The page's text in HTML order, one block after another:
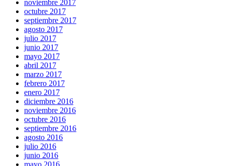
noviembre 2017
octubre 2017
septiembre 2017
agosto 2017
julio 2017
junio 2017
mayo 2017
abril 2017
marzo 2017
febrero 2017
enero 2017
diciembre 2016
noviembre 2016
octubre 2016
septiembre 2016
agosto 2016
julio 2016
junio 2016
mayo 2016